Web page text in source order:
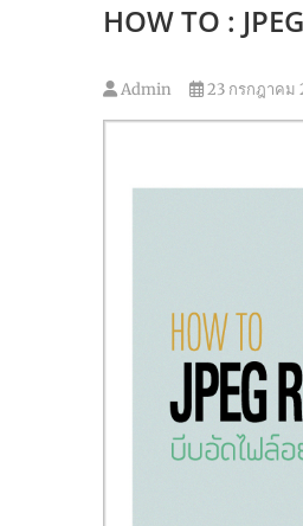
HOW TO :
Admin 23 กรกฎาคม